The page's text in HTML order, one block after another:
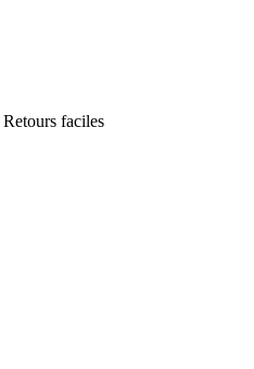
Retours faciles